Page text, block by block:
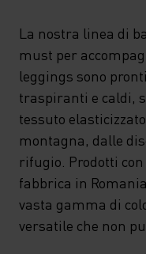
La nostra linea di
must per
leggings sono
traspiranti e caldi,
tessuto
montagna, dalle
rifugio. Prodotti
fabbrica in
vasta gamma di
versatile che non